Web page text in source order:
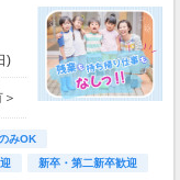
)
時
みOK
新卒・第二新卒歓迎